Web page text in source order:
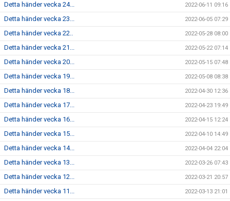
Detta händer vecka 24... 2022-06-11 09:16
Detta händer vecka 23... 2022-06-05 07:29
Detta händer vecka 22.. 2022-05-28 08:00
Detta händer vecka 21... 2022-05-22 07:14
Detta händer vecka 20... 2022-05-15 07:48
Detta händer vecka 19... 2022-05-08 08:38
Detta händer vecka 18... 2022-04-30 12:36
Detta händer vecka 17... 2022-04-23 19:49
Detta händer vecka 16... 2022-04-15 12:24
Detta händer vecka 15... 2022-04-10 14:49
Detta händer vecka 14... 2022-04-04 22:04
Detta händer vecka 13... 2022-03-26 07:43
Detta händer vecka 12... 2022-03-21 20:57
Detta händer vecka 11... 2022-03-13 21:01